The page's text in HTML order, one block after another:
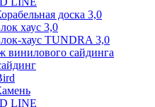
доска 3,0
хаус 3,0
хаус TUNDRA 3,0
винилового сайдинга
LINE